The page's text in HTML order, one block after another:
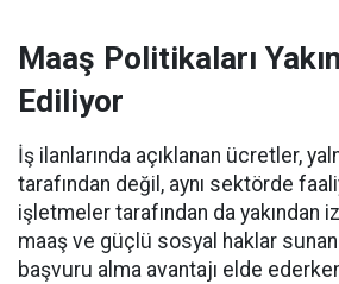
Maaş Politikaları
Ediliyor
İş ilanlarında açıklanan ücretler,
tarafından değil, aynı sektörde
işletmeler tarafından da yakından
maaş ve güçlü sosyal haklar
başvuru alma avantajı elde